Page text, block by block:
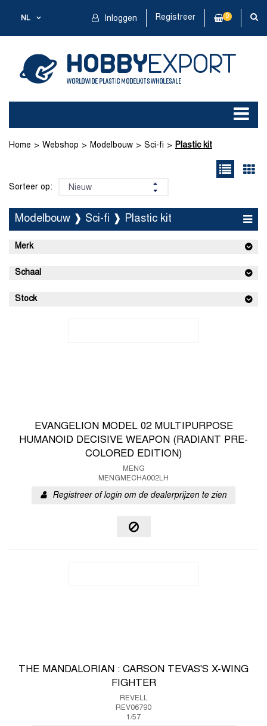
NL Inloggen Registreer 0
Home Webshop Modelbouw Sci-fi Plastic kit
Sorteer op:
Modelbouw ❱ Sci-fi ❱ Plastic kit
Merk
Schaal
Stock
EVANGELION MODEL 02 MULTIPURPOSE
HUMANOID DECISIVE WEAPON (RADIANT PRE-
COLORED EDITION)
MENG
MENGMECHA002LH
Registreer of login om de dealerprijzen te zien
THE MANDALORIAN : CARSON TEVAS'S X-WING
FIGHTER
REVELL
REV06790
1/57